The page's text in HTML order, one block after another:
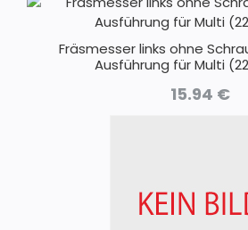
Fräsmesser links ohne
Ausführung für Multi
15.94 €